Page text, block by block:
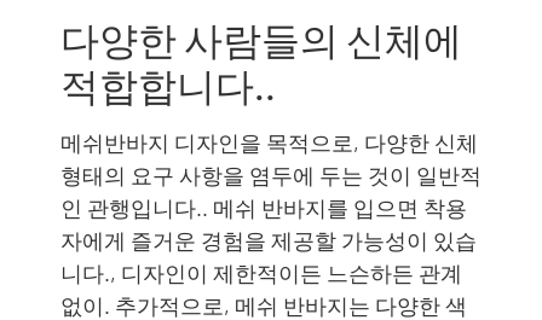
다양한 사람들의 신체에
적합합니다..
메쉬반바지 디자인을 목적으로, 다양한 신체
형태의 요구 사항을 염두에 두는 것이 일반적
인 관행입니다.. 메쉬 반바지를 입으면 착용
자에게 즐거운 경험을 제공할 가능성이 있습
니다., 디자인이 제한적이든 느슨하든 관계
없이. 추가적으로, 메쉬 반바지는 다양한 색